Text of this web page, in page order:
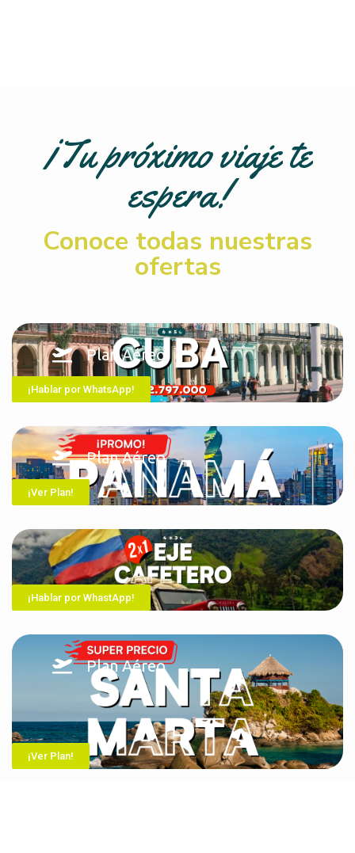
¡Tu próximo viaje te
espera!
Conoce todas nuestras
ofertas
Plan Aéreo
¡Hablar por WhatsApp!
Plan Aéreo
¡Ver Plan!
¡Hablar por WhastApp!
Plan Aéreo
¡Ver Plan!